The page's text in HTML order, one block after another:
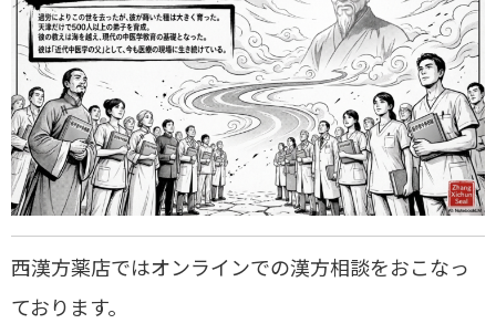
西漢方薬店ではオンラインでの漢方相談をおこなっ
ております。